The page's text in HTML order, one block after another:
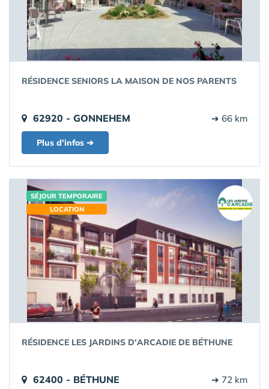
RÉSIDENCE SENIORS LA MAISON DE NOS PARENTS
62920 - GONNEHEM ➔ 66 km
Plus d'infos ➔
SÉJOUR TEMPORAIRE
LOCATION
RÉSIDENCE LES JARDINS D'ARCADIE DE BÉTHUNE
62400 - BÉTHUNE ➔ 72 km